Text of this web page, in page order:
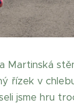
Martinská
řízek v
jsme hru